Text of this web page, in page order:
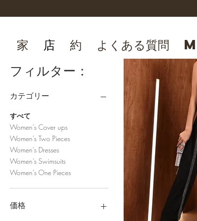
家 店 約 よくある質問
フィルター：
カテゴリー
すべて
Women’s Cover ups
Women’s Two Pieces
Women’s Dresses
Women’s Swimsuits
Women’s One Pieces
価格